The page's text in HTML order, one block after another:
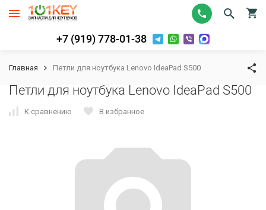
+7 (919) 778-01-38
Главная Петли для ноутбука Lenovo IdeaPad S500
Петли для ноутбука Lenovo IdeaPad S500
К сравнению В избранное